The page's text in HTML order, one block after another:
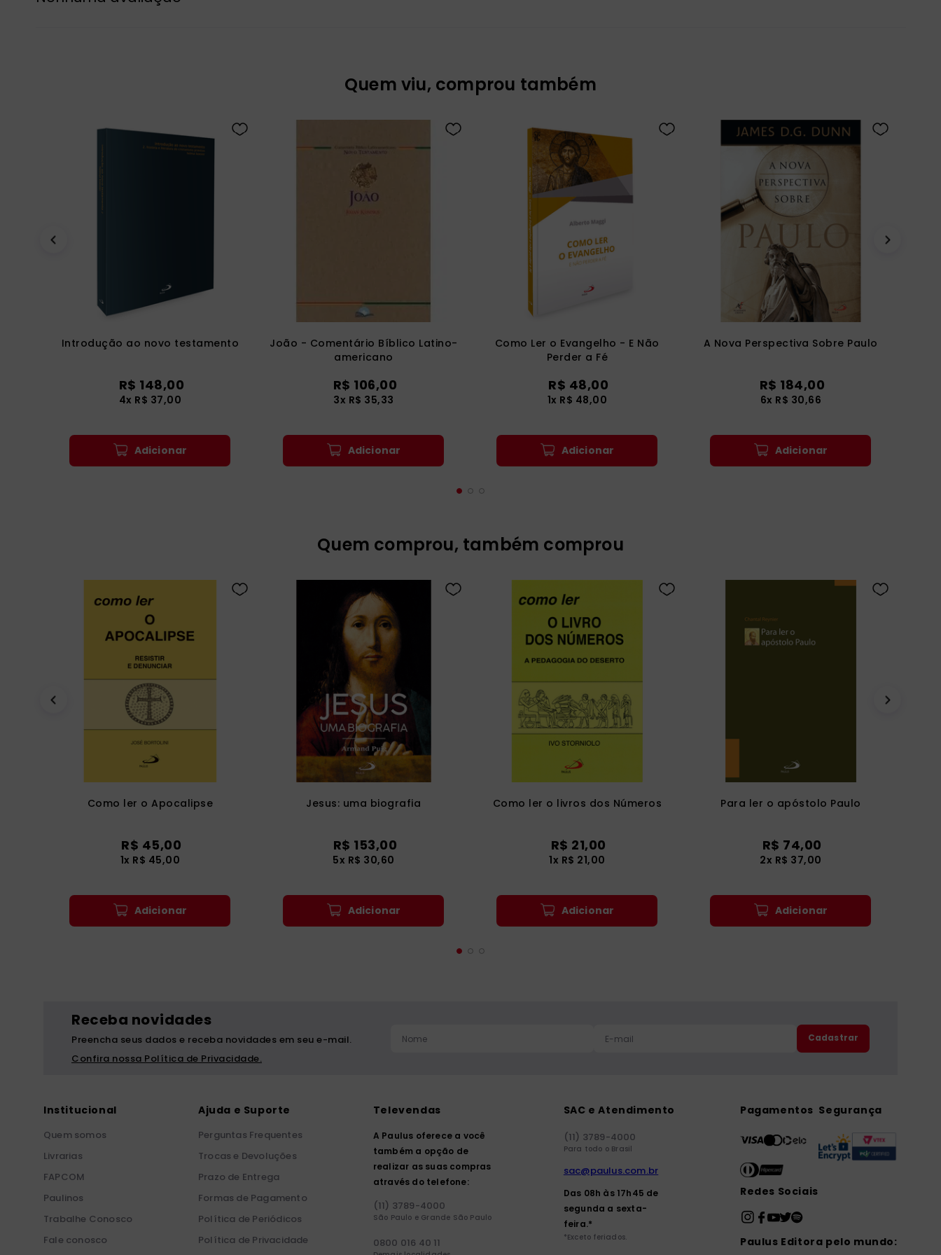
Quem viu, comprou também
Introdução ao novo testamento
R$ 148,00
4x R$ 37,00
Adicionar
João - Comentário Bíblico Latino-
americano
R$ 106,00
3x R$ 35,33
Adicionar
Como Ler o Evangelho - E Não
Perder a Fé
R$ 48,00
1x R$ 48,00
Adicionar
A Nova Perspectiva Sobre Paulo
R$ 184,00
6x R$ 30,66
Adicionar
Quem comprou, também comprou
Como ler o Apocalipse
R$ 45,00
1x R$ 45,00
Adicionar
Jesus: uma biografia
R$ 153,00
5x R$ 30,60
Adicionar
Como ler o livros dos Números
R$ 21,00
1x R$ 21,00
Adicionar
Para ler o apóstolo Paulo
R$ 74,00
2x R$ 37,00
Adicionar
Receba novidades
Preencha seus dados e receba novidades em seu e-mail.
Confira nossa Política de Privacidade.
Cadastrar
Institucional
Quem somos
Livrarias
FAPCOM
Paulinos
Trabalhe Conosco
Fale conosco
Ajuda e Suporte
Perguntas Frequentes
Trocas e Devoluções
Prazo de Entrega
Formas de Pagamento
Política de Periódicos
Política de Privacidade
Televendas
A Paulus oferece a você
também a opção de
realizar as suas compras
através do telefone:
(11) 3789-4000
São Paulo e Grande São Paulo
0800 016 40 11
SAC e Atendimento
(11) 3789-4000
Para todo o Brasil
sac@paulus.com.br
Das 08h às 17h45 de
segunda a sexta-
feira.*
*Exceto feriados.
Pagamentos Segurança
Redes Sociais
Paulus Editora pelo mundo: